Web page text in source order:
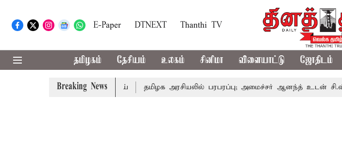
E-Paper DTNEXT Thanthi TV
தமிழகம் தேசியம் உலகம் சினிமா விளையாட்டு ஜோதிடம்
Breaking News
முதல்-அமைச்சர் விஜய் தமிழக அரசியலில் பரபரப்பு; அமைச்சர் ஆனந்த் உடன் சி.வி.